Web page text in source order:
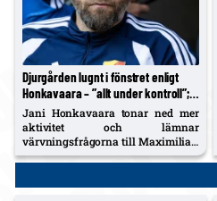
Djurgården lugnt i fönstret enligt
Honkavaara – ”allt under kontroll”;
Tschoumy-Nana nära matchform,
Asoro borta ”av en anledning”
Jani Honkavaara tonar ned mer
aktivitet och lämnar
värvningsfrågorna till Maximilian
Hahn. Hyllar Filip Manojlovic,